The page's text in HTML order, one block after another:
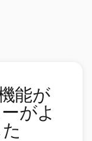
能が
がよ